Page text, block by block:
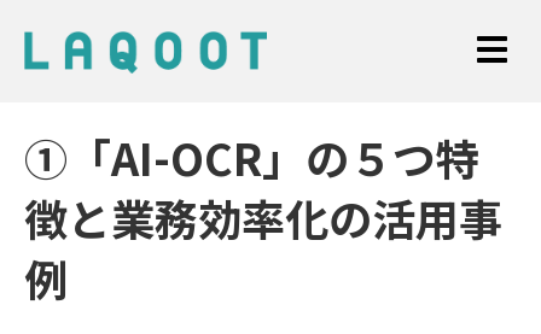
①「AI-OCR」の５つ特
徴と業務効率化の活用事
例